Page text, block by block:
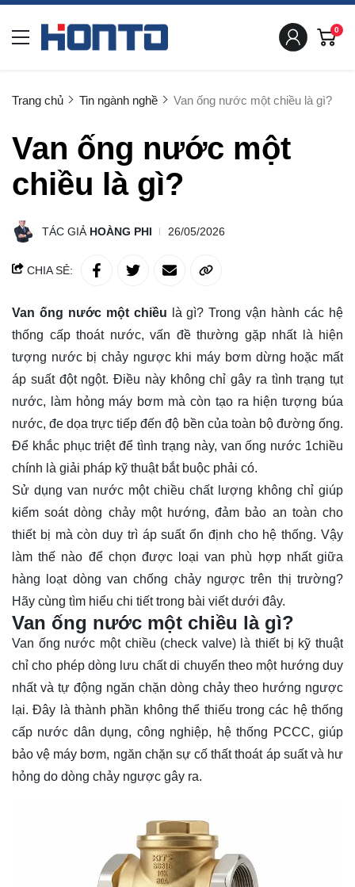
0
Trang chủ Tin ngành nghề Van ống nước một chiều là gì?
Van ống nước một
chiều là gì?
TÁC GIẢ HOÀNG PHI 26/05/2026
CHIA SẺ:
Van ống nước một chiều là gì? Trong vận hành các hệ
thống cấp thoát nước, vấn đề thường gặp nhất là hiện
tượng nước bị chảy ngược khi máy bơm dừng hoặc mất
áp suất đột ngột. Điều này không chỉ gây ra tình trạng tụt
nước, làm hỏng máy bơm mà còn tạo ra hiện tượng búa
nước, đe dọa trực tiếp đến độ bền của toàn bộ đường ống.
Để khắc phục triệt để tình trạng này, van ống nước 1chiều
chính là giải pháp kỹ thuật bắt buộc phải có.
Sử dụng van nước một chiều chất lượng không chỉ giúp
kiểm soát dòng chảy một hướng, đảm bảo an toàn cho
thiết bị mà còn duy trì áp suất ổn định cho hệ thống. Vậy
làm thế nào để chọn được loại van phù hợp nhất giữa
hàng loạt dòng van chống chảy ngược trên thị trường?
Hãy cùng tìm hiểu chi tiết trong bài viết dưới đây.
Van ống nước một chiều là gì?
Van ống nước một chiều (check valve) là thiết bị kỹ thuật
chỉ cho phép dòng lưu chất di chuyển theo một hướng duy
nhất và tự động ngăn chặn dòng chảy theo hướng ngược
lại. Đây là thành phần không thể thiếu trong các hệ thống
cấp nước dân dụng, công nghiệp, hệ thống PCCC, giúp
bảo vệ máy bơm, ngăn chặn sự cố thất thoát áp suất và hư
hỏng do dòng chảy ngược gây ra.